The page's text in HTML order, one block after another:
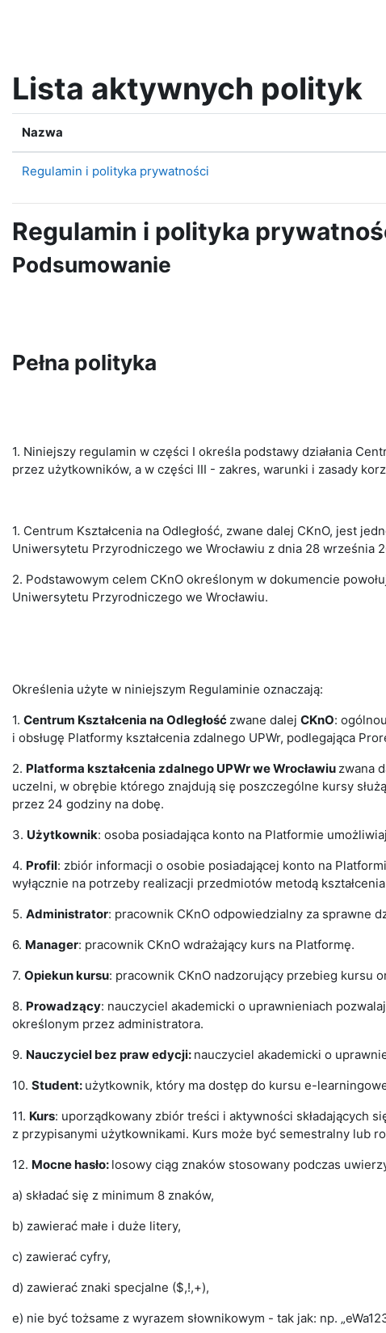
Lista aktywnych polityk
Nazwa
Regulamin i polityka prywatności
Regulamin i polityka
Podsumowanie
Pełna polityka
1. Niniejszy regulamin w części I określa podstawy działania
przez użytkowników, a w części III - zakres, warunki i zasady
1. Centrum Kształcenia na Odległość, zwane dalej CKnO, jest
Uniwersytetu Przyrodniczego we Wrocławiu z dnia 28 września
2. Podstawowym celem CKnO określonym w dokumencie
Uniwersytetu Przyrodniczego we Wrocławiu.
Określenia użyte w niniejszym Regulaminie oznaczają:
1. Centrum Kształcenia na Odległość zwane dalej CKnO:
i obsługę Platformy kształcenia zdalnego UPWr, podlegająca
2. Platforma kształcenia zdalnego UPWr we Wrocławiu zwana
uczelni, w obrębie którego znajdują się poszczególne kursy
przez 24 godziny na dobę.
3. Użytkownik: osoba posiadająca konto na Platformie
4. Profil: zbiór informacji o osobie posiadającej konto na
wyłącznie na potrzeby realizacji przedmiotów metodą
5. Administrator: pracownik CKnO odpowiedzialny za sprawne
6. Manager: pracownik CKnO wdrażający kurs na Platformę.
7. Opiekun kursu: pracownik CKnO nadzorujący przebieg kursu
8. Prowadzący: nauczyciel akademicki o uprawnieniach
określonym przez administratora.
9. Nauczyciel bez praw edycji: nauczyciel akademicki o
10. Student: użytkownik, który ma dostęp do kursu e-
11. Kurs: uporządkowany zbiór treści i aktywności składających
z przypisanymi użytkownikami. Kurs może być semestralny lub
12. Mocne hasło: losowy ciąg znaków stosowany podczas
a) składać się z minimum 8 znaków,
b) zawierać małe i duże litery,
c) zawierać cyfry,
d) zawierać znaki specjalne ($,!,+),
e) nie być tożsame z wyrazem słownikowym - tak jak: np.